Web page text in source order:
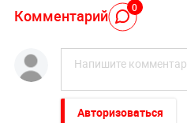
Комментарий 0
Авторизоваться